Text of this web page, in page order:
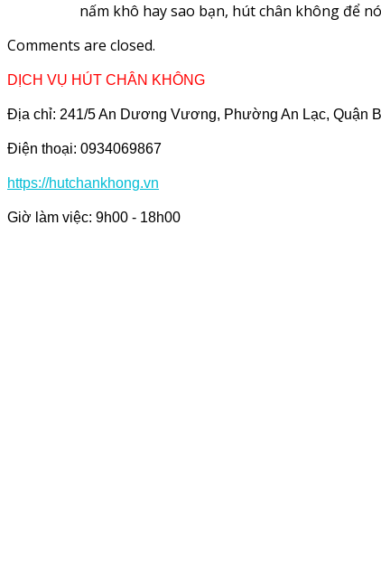
nấm khô hay sao bạn, hút chân không để
Comments are closed.
DỊCH VỤ HÚT CHÂN KHÔNG
Địa chỉ: 241/5 An Dương Vương, Phường An Lạc, Quận
Điện thoại: 0934069867
https://hutchankhong.vn
Giờ làm việc: 9h00 - 18h00